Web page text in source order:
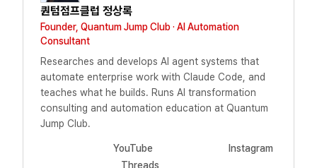
퀀텀점프클럽 정상록
Founder, Quantum Jump Club · AI Automation
Consultant
Researches and develops AI agent systems that
automate enterprise work with Claude Code, and
teaches what he builds. Runs AI transformation
consulting and automation education at Quantum
Jump Club.
YouTube
Instagram
Threads